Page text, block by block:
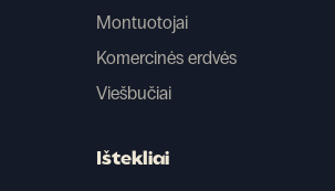
Montuotojai
Komercinės erdvės
Viešbučiai
Ištekliai